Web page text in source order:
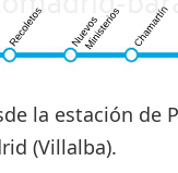
la estación de
(Villalba).